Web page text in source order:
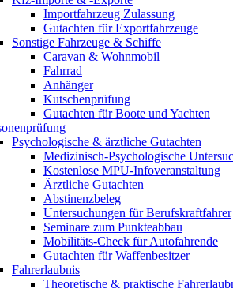
Importfahrzeug Zulassung
Gutachten für Exportfahrzeuge
Sonstige Fahrzeuge & Schiffe
Caravan & Wohnmobil
Fahrrad
Anhänger
Kutschenprüfung
Gutachten für Boote und Yachten
Psychologische & ärztliche Gutachten
Medizinisch-Psychologische
Kostenlose MPU-Infoveranstaltung
Ärztliche Gutachten
Abstinenzbeleg
Untersuchungen für Berufskraftfahrer
Seminare zum Punkteabbau
Mobilitäts-Check für Autofahrende
Gutachten für Waffenbesitzer
Fahrerlaubnis
Theoretische & praktische